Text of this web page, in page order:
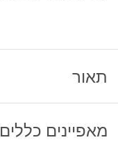
תאור
מאפיינים כללים